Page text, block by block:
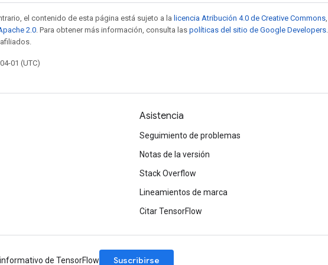
el contenido de esta página está sujeto a la licencia Atribución 4.0 de Creative Commons
2.0 . Para obtener más información, consulta las políticas del sitio de Google Developers
01 (UTC)
Asistencia
Seguimiento de problemas
Notas de la versión
Stack Overflow
Lineamientos de marca
Citar TensorFlow
de TensorFlow Suscribirse